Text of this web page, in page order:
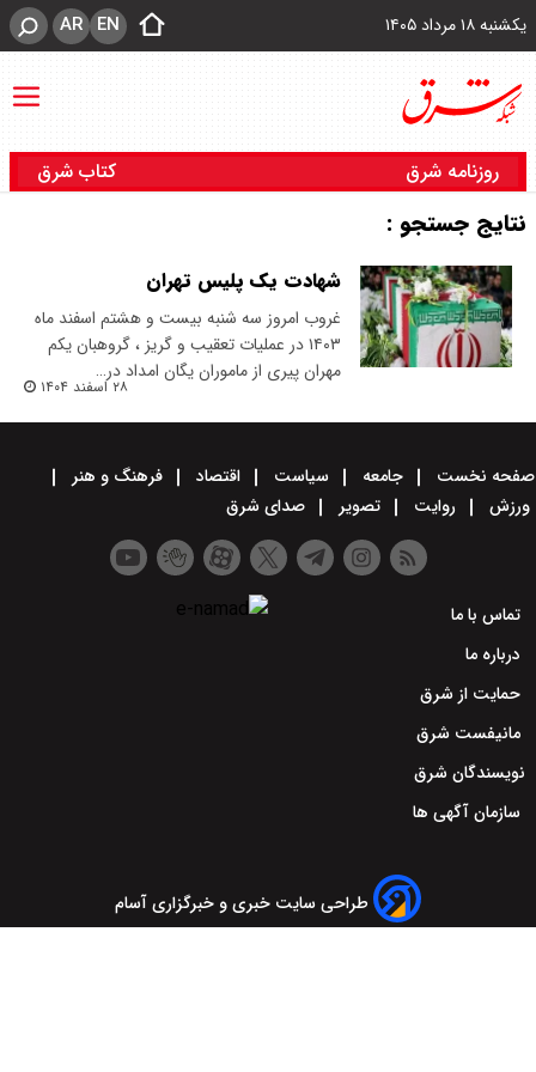
یکشنبه ۱۸ مرداد ۱۴۰۵ EN
AR
روزنامه شرق کتاب شرق
نتایج جستجو :
شهادت یک پلیس تهران
غروب امروز سه شنبه بیست و هشتم اسفند ماه
۱۴۰۳ در عملیات تعقیب و گریز ، گروهبان یکم
مهران پیری از ماموران یگان امداد در…
۲۸ اسفند ۱۴۰۴
صفحه نخست جامعه سیاست اقتصاد
فرهنگ و هنر
ورزش
روایت تصویر صدای شرق
تماس با ما
درباره ما
حمایت از شرق
مانیفست شرق
نویسندگان شرق
سازمان آگهی ها
طراحی سایت خبری و خبرگزاری آسام